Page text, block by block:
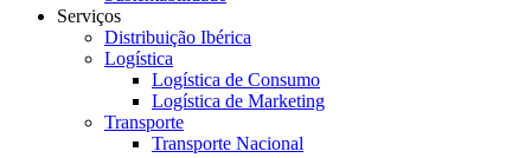
Serviços
Distribuição Ibérica
Logística
Logística de Consumo
Logística de Marketing
Transporte
Transporte Nacional